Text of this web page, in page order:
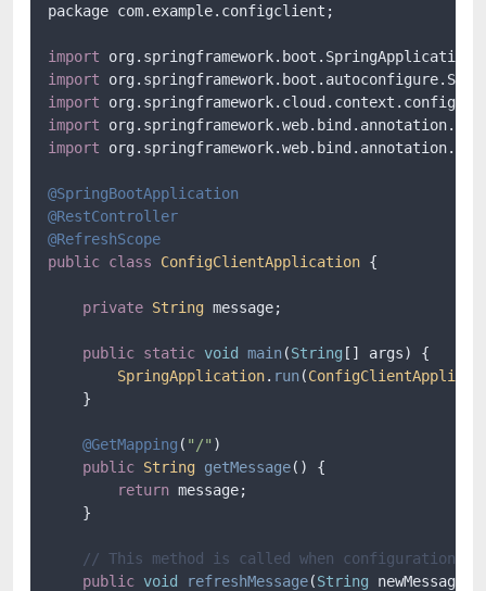
package com. example. configclient ;
import org. springframework. boot . SpringApplication
import org. springframework. boot . autoconfigure.
import org. springframework. cloud . context . config
import org. springframework.web. bind . annotation.
import org. springframework.web. bind . annotation.
@SpringBootApplication
@RestController
@RefreshScope
public class ConfigClientApplication {
private String message;
public static void main(String [] args) {
SpringApplication. run(
    }
@GetMapping ( "/" )
public String getMessage( ) {
return message;
    }
// This method is called when configuration is
public void refreshMessage(String newMessage